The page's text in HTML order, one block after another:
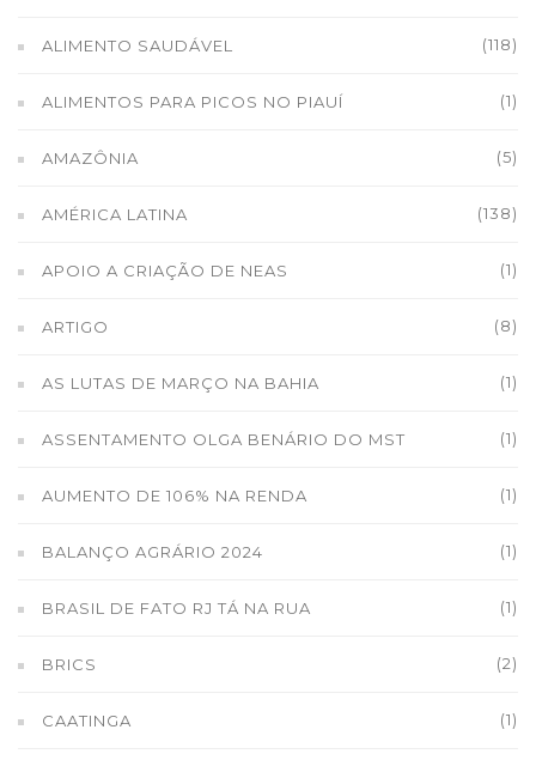
ALIMENTO SAUDÁVEL (118)
ALIMENTOS PARA PICOS NO PIAUÍ (1)
AMAZÔNIA (5)
AMÉRICA LATINA (138)
APOIO A CRIAÇÃO DE NEAS (1)
ARTIGO (8)
AS LUTAS DE MARÇO NA BAHIA (1)
ASSENTAMENTO OLGA BENÁRIO DO MST (1)
AUMENTO DE 106% NA RENDA (1)
BALANÇO AGRÁRIO 2024 (1)
BRASIL DE FATO RJ TÁ NA RUA (1)
BRICS (2)
CAATINGA (1)